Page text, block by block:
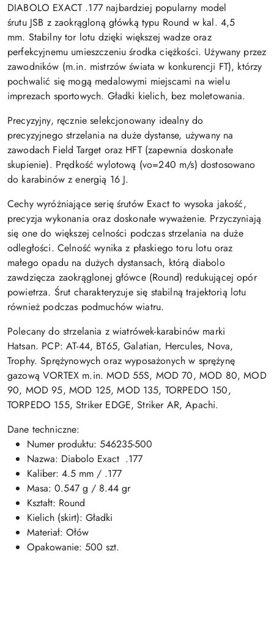
DIABOLO EXACT .177 najbardziej popularny model
śrutu JSB z zaokrągloną główką typu Round w kal. 4,5
mm. Stabilny tor lotu dzięki większej wadze oraz
perfekcyjnemu umieszczeniu środka ciężkości. Używany przez
zawodników (m.in. mistrzów świata w konkurencji FT), którzy
pochwalić się mogą medalowymi miejscami na wielu
imprezach sportowych. Gładki kielich, bez moletowania.
Precyzyjny, ręcznie selekcjonowany idealny do
precyzyjnego strzelania na duże dystanse, używany na
zawodach Field Target oraz HFT (zapewnia doskonałe
skupienie). Prędkość wylotową (vo=240 m/s) dostosowano
do karabinów z energią 16 J.
Cechy wyróżniające serię śrutów Exact to wysoka jakość,
precyzja wykonania oraz doskonałe wyważenie. Przyczyniają
się one do większej celności podczas strzelania na duże
odległości. Celność wynika z płaskiego toru lotu oraz
małego opadu na dużych dystansach, którą diabolo
zawdzięcza zaokrąglonej główce (Round) redukującej opór
powietrza. Śrut charakteryzuje się stabilną trajektorią lotu
również podczas podmuchów wiatru.
Polecany do strzelania z wiatrówek-karabinów marki
Hatsan. PCP: AT-44, BT65, Galatian, Hercules, Nova,
Trophy. Sprężynowych oraz wyposażonych w sprężynę
gazową VORTEX m.in. MOD 55S, MOD 70, MOD 80, MOD
90, MOD 95, MOD 125, MOD 135, TORPEDO 150,
TORPEDO 155, Striker EDGE, Striker AR, Apachi.
Dane techniczne:
Numer produktu: 546235-500
Nazwa: Diabolo Exact .177
Kaliber: 4.5 mm / .177
Masa: 0.547 g / 8.44 gr
Kształt: Round
Kielich (skirt): Gładki
Materiał: Ołów
Opakowanie: 500 szt.